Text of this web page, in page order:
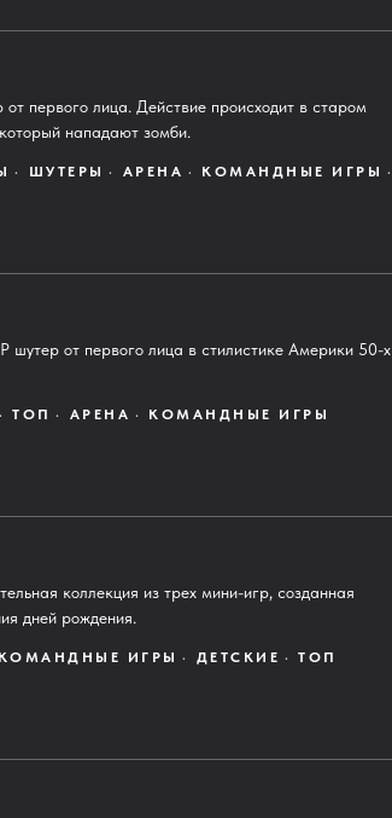
первого лица. Действие происходит в старом
нападают зомби.
ШУТЕРЫ АРЕНА
КОМАНДНЫЕ ИГРЫ
шутер от первого лица в стилистике Америки 50-х
ТОП АРЕНА КОМАНДНЫЕ ИГРЫ
коллекция из трех мини-игр, созданная
дней рождения.
КОМАНДНЫЕ ИГРЫ ДЕТСКИЕ ТОП